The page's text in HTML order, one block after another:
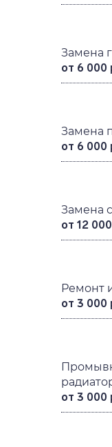
Замена
от 6 000
Замена
от 6 000
Замена
от 12
Ремонт
от 3 000
от 3 000